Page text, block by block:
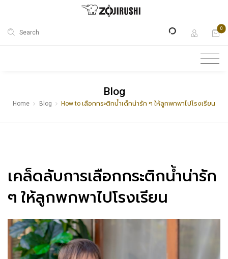
Search
0
Blog
Home Blog How to เลือกกระติกน้ำเด็กน่ารัก ๆ ให้ลูกพกพาไปโรงเรียน
เคล็ดลับการเลือกกระติกน้ำน่ารัก
ๆ ให้ลูกพกพาไปโรงเรียน